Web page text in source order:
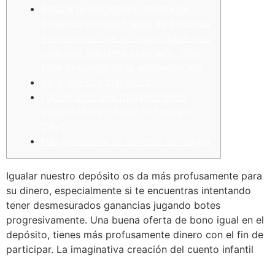
Igualar nuestro depósito os da más profusamente para
su dinero, especialmente si te encuentras intentando
tener desmesurados ganancias jugando botes
progresivamente. Una buena oferta de bono igual en el
depósito, tienes más profusamente dinero con el fin de
participar. La imaginativa creación del cuento infantil